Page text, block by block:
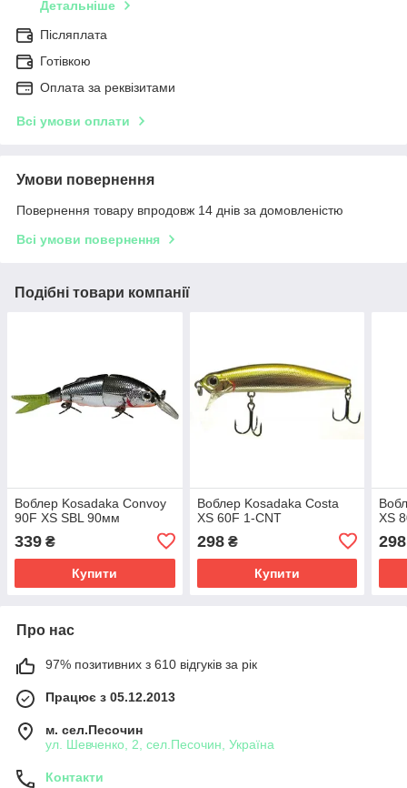
Детальніше
Післяплата
Готівкою
Оплата за реквізитами
Всі умови оплати
Умови повернення
Повернення товару впродовж 14 днів за домовленістю
Всі умови повернення
Подібні товари компанії
Воблер Kosadaka Convoy
90F XS SBL 90мм
339 ₴
Купити
Воблер Kosadaka Costa
XS 60F 1-CNT
298₴
Купити
XS
298
Про нас
97% позитивних з 610 відгуків за рік
Працює з 05.12.2013
м. сел.Песочин
ул. Шевченко, 2, сел.Песочин, Україна
Контакти